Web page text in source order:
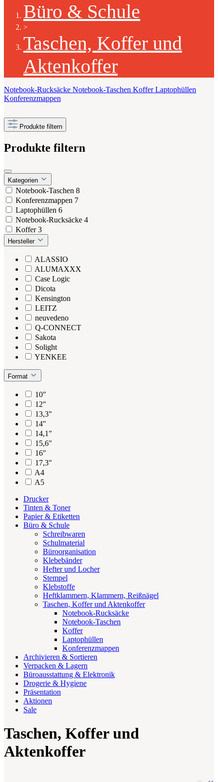
Büro & Schule
>
Taschen, Koffer und
Aktenkoffer
Notebook-Rucksäcke Notebook-Taschen Koffer Laptophüllen
Konferenzmappen
Produkte filtern
Produkte filtern
Kategorien
Notebook-Taschen 8
Konferenzmappen 7
Laptophüllen 6
Notebook-Rucksäcke 4
Koffer3
Hersteller
ALASSIO
ALUMAXXX
Case Logic
Dicota
Kensington
LEITZ
neuvedeno
Q-CONNECT
Sakota
Solight
YENKEE
Format
10"
12"
13,3"
14"
14,1"
15,6"
16"
17,3"
A4
A5
Drucker
Tinten & Toner
Papier & Etiketten
Büro & Schule
Schreibwaren
Schulmaterial
Büroorganisation
Klebebänder
Hefter und Locher
Stempel
Klebstoffe
Heftklammern, Klammern, Reißnägel
Taschen, Koffer und Aktenkoffer
Notebook-Rucksäcke
Notebook-Taschen
Koffer
Laptophüllen
Konferenzmappen
Archivieren & Sortieren
Verpacken & Lagern
Büroausstattung & Elektronik
Drogerie & Hygiene
Präsentation
Aktionen
Sale
Taschen, Koffer und
Aktenkoffer